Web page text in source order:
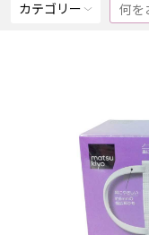
カテゴリー